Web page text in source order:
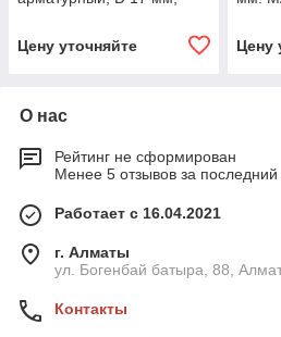
Цену уточняйте
Цену
О нас
Рейтинг не сформирован
Менее 5 отзывов за последний
Работает с 16.04.2021
г. Алматы
ул. Богенбай батыра, 88,
Контакты